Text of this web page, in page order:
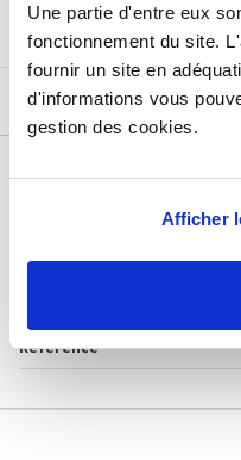
Une partie d'entre eux
fonctionnement du site.
fournir un site en
d'informations vous
gestion des cookies.
Afficher
DESCRIPTIF
Marque
Référence